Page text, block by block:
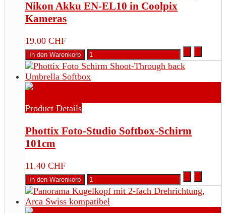
Nikon Akku EN-EL10 in Coolpix
Kameras
19.00 CHF
Product Details
Phottix Foto-Studio Softbox-Schirm
101cm
11.40 CHF